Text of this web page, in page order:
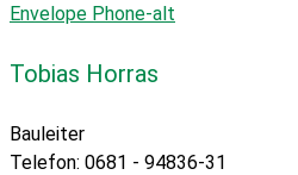
Envelope Phone-alt
Tobias Horras
Bauleiter
Telefon: 0681 - 94836-31